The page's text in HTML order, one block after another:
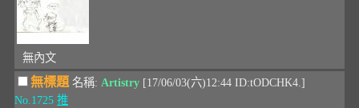
無內文
無標題名稱: Artistry [17/06/03(六)12:44 ID:tODCHK4.]
No.1725 推